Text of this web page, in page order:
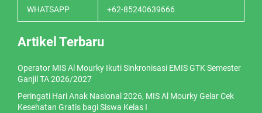
WHATSAPP +62-85240639666
Artikel Terbaru
Operator MIS Al Mourky Ikuti Sinkronisasi EMIS GTK Semester
Ganjil TA 2026/2027
Peringati Hari Anak Nasional 2026, MIS Al Mourky Gelar Cek
Kesehatan Gratis bagi Siswa Kelas I